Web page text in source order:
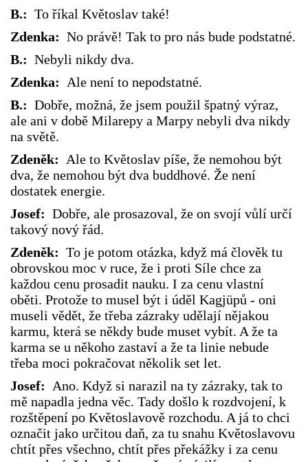
B.: To říkal Květoslav také!
Zdenka: No právě! Tak to pro nás bude podstatné.
B.: Nebyli nikdy dva.
Zdenka: Ale není to nepodstatné.
B.: Dobře, možná, že jsem použil špatný výraz,
ale ani v době Milarepy a Marpy nebyli dva nikdy
na světě.
Zdeněk: Ale to Květoslav píše, že nemohou být
dva, že nemohou být dva buddhové. Že není
dostatek energie.
Josef: Dobře, ale prosazoval, že on svojí vůlí určí
takový nový řád.
Zdeněk: To je potom otázka, když má člověk tu
obrovskou moc v ruce, že i proti Síle chce za
každou cenu prosadit nauku. I za cenu vlastní
oběti. Protože to musel být i úděl Kagjüpů - oni
museli vědět, že třeba zázraky udělají nějakou
karmu, která se někdy bude muset vybít. A že ta
karma se u někoho zastaví a že ta linie nebude
třeba moci pokračovat několik set let.
Josef: Ano. Když si narazil na ty zázraky, tak to
mě napadla jedna věc. Tady došlo k rozdvojení, k
rozštěpení po Květoslavově rozchodu. A já to chci
označit jako určitou daň, za tu snahu Květoslavovu
chtít přes všechno, chtít přes překážky i za cenu